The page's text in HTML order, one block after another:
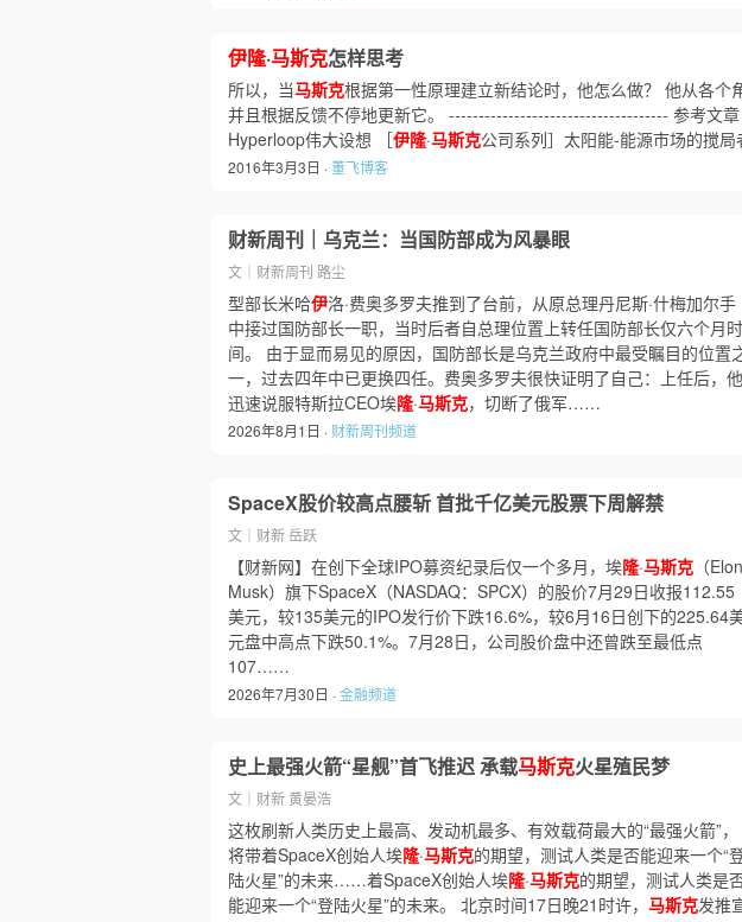
伊隆·马斯克怎样思考
所以，当马斯克根据第一性原理建立新结论时，他怎么做？ 他从各个
并且根据反馈不停地更新它。 ------------------------------------- 参考文
Hyperloop伟大设想 ［伊隆·马斯克公司系列］太阳能-能源市场的搅
2016年3月3日 ·董飞博客
财新周刊｜乌克兰：当国防部成为风暴眼
文｜财新周刊 路尘
型部长米哈伊洛·费奥多罗夫推到了台前，从原总理丹尼斯·什梅加尔手
中接过国防部长一职，当时后者自总理位置上转任国防部长仅六个月时
间。 由于显而易见的原因，国防部长是乌克兰政府中最受瞩目的位置
一，过去四年中已更换四任。费奥多罗夫很快证明了自己：上任后，他
迅速说服特斯拉CEO埃隆·马斯克，切断了俄军……
2026年8月1日 · 财新周刊频道
SpaceX股价较高点腰斩 首批千亿美元股票下周解禁
文｜财新 岳跃
【财新网】在创下全球IPO募资纪录后仅一个多月，埃隆·马斯克 （Elon
Musk）旗下SpaceX（NASDAQ：SPCX）的股价7月29日收报112.55
美元，较135美元的IPO发行价下跌16.6%，较6月16日创下的225.64
元盘中高点下跌50.1%。7月28日，公司股价盘中还曾跌至最低点
107……
2026年7月30日 ·金融频道
史上最强火箭“星舰”首飞推迟 承载马斯克火星殖民梦
文｜财新 黄晏浩
这枚刷新人类历史上最高、发动机最多、有效载荷最大的“最强火箭”，
将带着SpaceX创始人埃隆·马斯克的期望，测试人类是否能迎来一个“
陆火星”的未来……着SpaceX创始人埃隆·马斯克的期望，测试人类是
能迎来一个“登陆火星”的未来。 北京时间17日晚21时许， 马斯克发推